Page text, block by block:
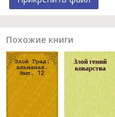
Похожие книги